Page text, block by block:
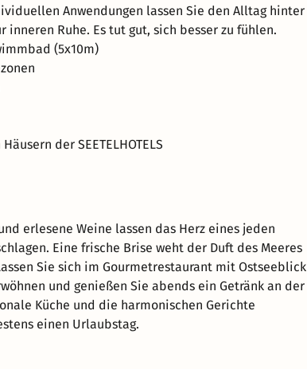
Anwendungen lassen Sie den Alltag hinter
inneren Ruhe. Es tut gut, sich besser zu fühlen.
(5x10m)
der SEETELHOTELS
erlesene Weine lassen das Herz eines jeden
Eine frische Brise weht der Duft des Meeres
Sie sich im Gourmetrestaurant mit Ostseeblick
und genießen Sie abends ein Getränk an der
Küche und die harmonischen Gerichte
einen Urlaubstag.